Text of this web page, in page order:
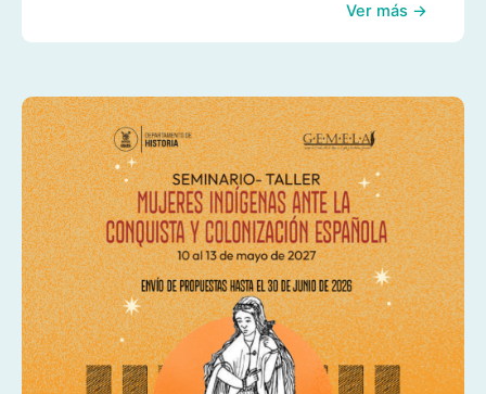
Ver más →